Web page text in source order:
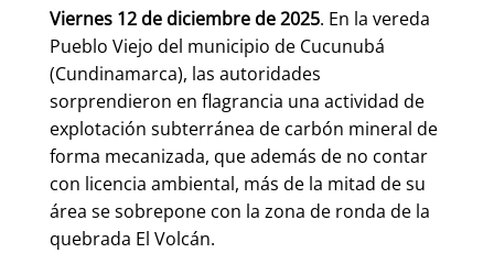
Viernes 12 de diciembre de 2025. En la vereda
Pueblo Viejo del municipio de Cucunubá
(Cundinamarca), las autoridades
sorprendieron en flagrancia una actividad de
explotación subterránea de carbón mineral de
forma mecanizada, que además de no contar
con licencia ambiental, más de la mitad de su
área se sobrepone con la zona de ronda de la
quebrada El Volcán.